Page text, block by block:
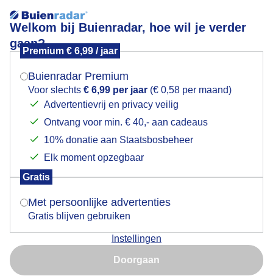
Welkom bij Buienradar, hoe wil je verder
gaan?
Premium € 6,99 / jaar
Buienradar Premium
Voor slechts € 6,99 per jaar (€ 0,58 per maand)
Advertentievrij en privacy veilig
Ontvang voor min. € 40,- aan cadeaus
10% donatie aan Staatsbosbeheer
Elk moment opzegbaar
Gratis
Met persoonlijke advertenties
Gratis blijven gebruiken
Instellingen
Doorgaan
Actuele wind
05:20
Mogen we je locatie gebruiken voor het
Indien je hier nog geen akkoord op hebt gegeven,
verschijnt er zo een pop-up uit je browser waarin
Is goed, toon de popup
Nu niet, misschien later